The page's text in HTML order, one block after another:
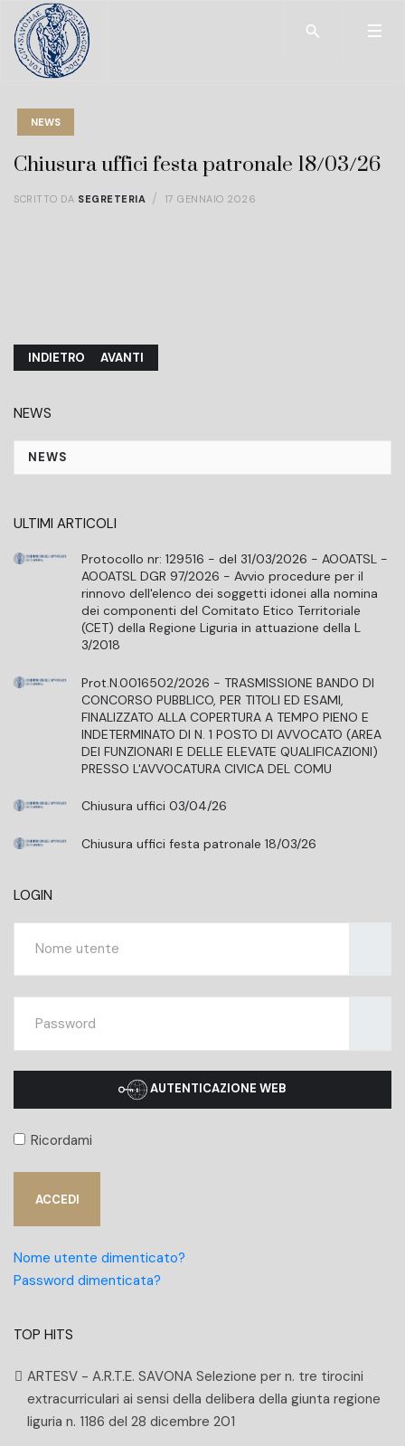
NEWS
Chiusura uffici festa patronale 18/03/26
SCRITTO DA SEGRETERIA 17 GENNAIO 2026
ARTICOLO PRECEDENTE: CHIUSURA UFFICI 03/04/26
INDIETRO ARTICOLO SUCCESSIVO: AVVISO PUBBLICO
AVANTI
NEWS
NEWS
ULTIMI ARTICOLI
Protocollo nr: 129516 - del 31/03/2026 - AOOATSL -
AOOATSL DGR 97/2026 - Avvio procedure per il
rinnovo dell'elenco dei soggetti idonei alla nomina
dei componenti del Comitato Etico Territoriale
(CET) della Regione Liguria in attuazione della L
3/2018
Prot.N.0016502/2026 - TRASMISSIONE BANDO DI
CONCORSO PUBBLICO, PER TITOLI ED ESAMI,
FINALIZZATO ALLA COPERTURA A TEMPO PIENO E
INDETERMINATO DI N. 1 POSTO DI AVVOCATO (AREA
DEI FUNZIONARI E DELLE ELEVATE QUALIFICAZIONI)
PRESSO L'AVVOCATURA CIVICA DEL COMU
Chiusura uffici 03/04/26
Chiusura uffici festa patronale 18/03/26
LOGIN
AUTENTICAZIONE WEB
Ricordami
ACCEDI
Nome utente dimenticato?
Password dimenticata?
TOP HITS
ARTESV - A.R.T.E. SAVONA Selezione per n. tre tirocini
extracurriculari ai sensi della delibera della giunta regione
liguria n. 1186 del 28 dicembre 201